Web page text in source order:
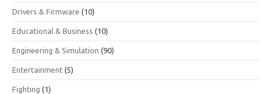
Drivers & Firmware (10)
Educational & Business (10)
Engineering & Simulation (90)
Entertainment (5)
Fighting (1)